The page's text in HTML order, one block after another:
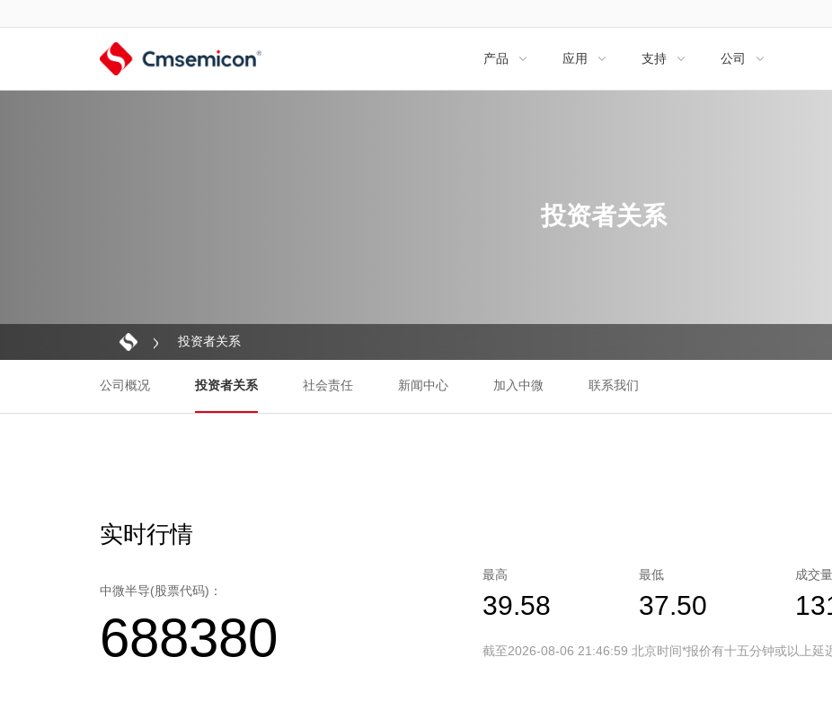
产品  应用  支持  公司 
投资者关系
投资者关系
公司概况 投资者关系 社会责任 新闻中心 加入中微 联系我们
实时行情
中微半导(股票代码)：
688380
最高
39.58
最低
37.50
成交量
截至2026-08-06 21:46:59 北京时间*报价有十五分钟或以上延